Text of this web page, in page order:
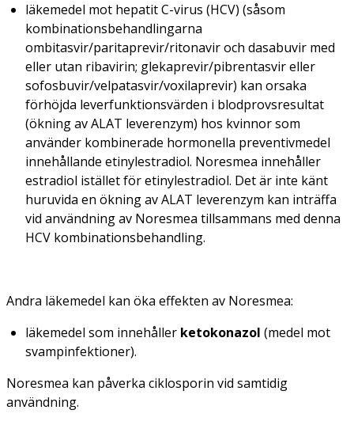
läkemedel mot hepatit C-virus (HCV) (såsom
kombinationsbehandlingarna
ombitasvir/paritaprevir/ritonavir och dasabuvir med
eller utan ribavirin; glekaprevir/pibrentasvir eller
sofosbuvir/velpatasvir/voxilaprevir) kan orsaka
förhöjda leverfunktionsvärden i blodprovsresultat
(ökning av ALAT leverenzym) hos kvinnor som
använder kombinerade hormonella preventivmedel
innehållande etinylestradiol. Noresmea innehåller
estradiol istället för etinylestradiol. Det är inte känt
huruvida en ökning av ALAT leverenzym kan inträffa
vid användning av Noresmea tillsammans med denna
HCV kombinationsbehandling.
Andra läkemedel kan öka effekten av Noresmea:
läkemedel som innehåller ketokonazol (medel mot
svampinfektioner).
Noresmea kan påverka ciklosporin vid samtidig
användning.